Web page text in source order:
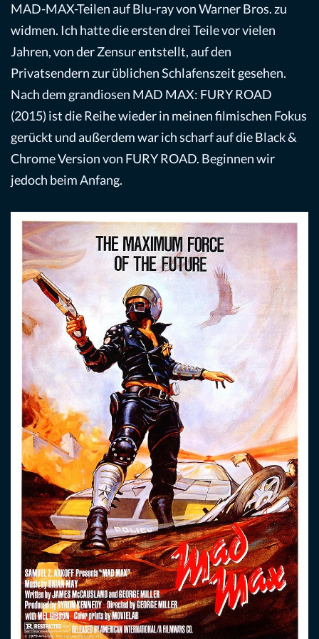
MAD-MAX-Teilen auf Blu-ray von Warner Bros. zu
widmen. Ich hatte die ersten drei Teile vor vielen
Jahren, von der Zensur entstellt, auf den
Privatsendern zur üblichen Schlafenszeit gesehen.
Nach dem grandiosen MAD MAX: FURY ROAD
(2015) ist die Reihe wieder in meinen filmischen Fokus
gerückt und außerdem war ich scharf auf die Black &
Chrome Version von FURY ROAD. Beginnen wir
jedoch beim Anfang.